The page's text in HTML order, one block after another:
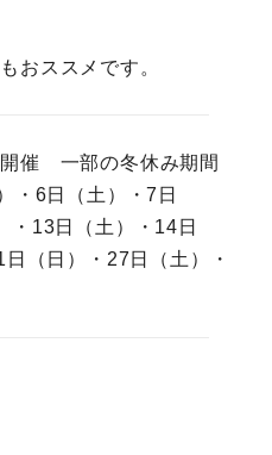
おススメです。
開催 一部の冬休み期間
・6日（土）・7日
・13日（土）・14日
（日）・27日（土）・